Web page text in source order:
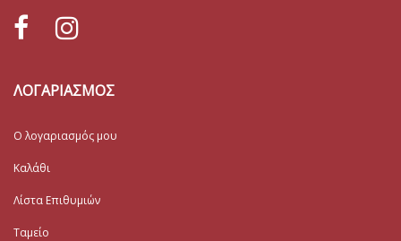
ΛΟΓΑΡΙΑΣΜΟΣ
Ο λογαριασμός μου
Καλάθι
Λίστα Επιθυμιών
Ταμείο